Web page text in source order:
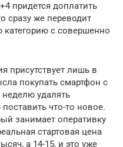
придется доплатить
сразу же переводит
с совершенно
присутствует лишь в
покупать смартфон с
удалять
что-то новое.
занимает оперативку
стартовая цена
а 14-15, и это уже